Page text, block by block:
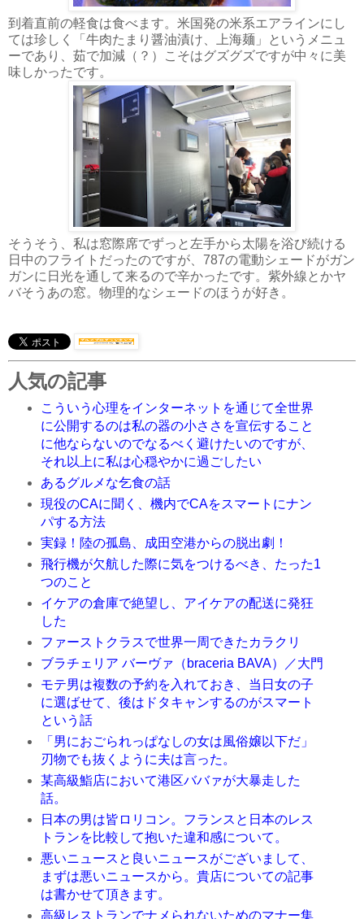
到着直前の軽食は食べます。米国発の米系エアラインにし
ては珍しく「牛肉たまり醤油漬け、上海麺」というメニュ
ーであり、茹で加減（？）こそはグズグズですが中々に美
味しかったです。
そうそう、私は窓際席でずっと左手から太陽を浴び続ける
日中のフライトだったのですが、787の電動シェードがガン
ガンに日光を通して来るので辛かったです。紫外線とかヤ
バそうあの窓。物理的なシェードのほうが好き。
人気の記事
こういう心理をインターネットを通じて全世界
に公開するのは私の器の小ささを宣伝すること
に他ならないのでなるべく避けたいのですが、
それ以上に私は心穏やかに過ごしたい
あるグルメな乞食の話
現役のCAに聞く、機内でCAをスマートにナン
パする方法
実録！陸の孤島、成田空港からの脱出劇！
飛行機が欠航した際に気をつけるべき、たった1
つのこと
イケアの倉庫で絶望し、アイケアの配送に発狂
した
ファーストクラスで世界一周できたカラクリ
ブラチェリア バーヴァ（braceria BAVA）／大門
モテ男は複数の予約を入れておき、当日女の子
に選ばせて、後はドタキャンするのがスマート
という話
「男におごられっぱなしの女は風俗嬢以下だ」
刃物でも抜くように夫は言った。
某高級鮨店において港区ババァが大暴走した
話。
日本の男は皆ロリコン。フランスと日本のレス
トランを比較して抱いた違和感について。
悪いニュースと良いニュースがございまして、
まずは悪いニュースから。貴店についての記事
は書かせて頂きます。
高級レストランでナメられないためのマナー集